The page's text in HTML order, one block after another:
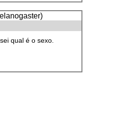
sei qual é o sexo.